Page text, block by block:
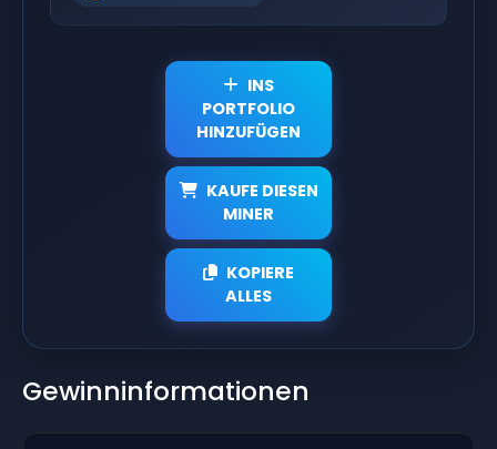
INS
PORTFOLIO
HINZUFÜGEN
KAUFE DIESEN
MINER
KOPIERE
ALLES
Gewinninformationen